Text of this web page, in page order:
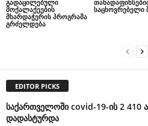
გადაცილებული
მოქალაქეების
მხარდაჭერის პროგრამა
გრძელდება
საცხოვრებელი
EDITOR PICKS
საქართველოში covid-19-ის 2 410
დადასტურდა